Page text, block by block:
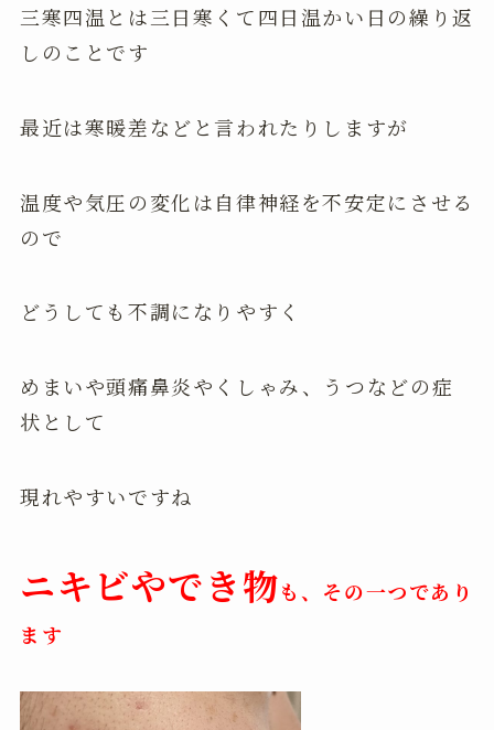
三寒四温とは三日寒くて四日温かい日の繰り返
しのことです
最近は寒暖差などと言われたりしますが
温度や気圧の変化は自律神経を不安定にさせる
ので
どうしても不調になりやすく
めまいや頭痛鼻炎やくしゃみ、うつなどの症
状として
現れやすいですね
ニキビやでき物も、その一つであり
ます